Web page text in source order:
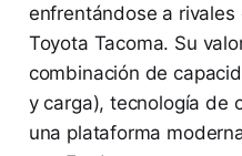
enfrentándose a
Toyota Tacoma. Su
combinación de
y carga), tecnología de
una plataforma